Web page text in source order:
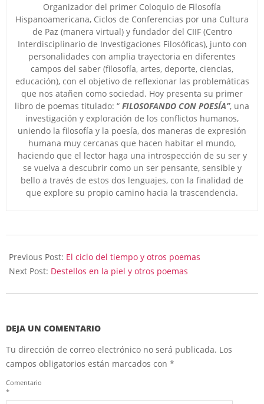
Organizador del primer Coloquio de Filosofía
Hispanoamericana, Ciclos de Conferencias por una Cultura
de Paz (manera virtual) y fundador del CIIF (Centro
Interdisciplinario de Investigaciones Filosóficas), junto con
personalidades con amplia trayectoria en diferentes
campos del saber (filosofía, artes, deporte, ciencias,
educación), con el objetivo de reflexionar las problemáticas
que nos atañen como sociedad. Hoy presenta su primer
libro de poemas titulado: “ FILOSOFANDO CON POESÍA”, una
investigación y exploración de los conflictos humanos,
uniendo la filosofía y la poesía, dos maneras de expresión
humana muy cercanas que hacen habitar el mundo,
haciendo que el lector haga una introspección de su ser y
se vuelva a descubrir como un ser pensante, sensible y
bello a través de estos dos lenguajes, con la finalidad de
que explore su propio camino hacia la trascendencia.
08-
07
Previous Post: El ciclo del tiempo y otros poemas
Next Post: Destellos en la piel y otros poemas
DEJA UN COMENTARIO
Tu dirección de correo electrónico no será publicada. Los
campos obligatorios están marcados con *
Comentario
*